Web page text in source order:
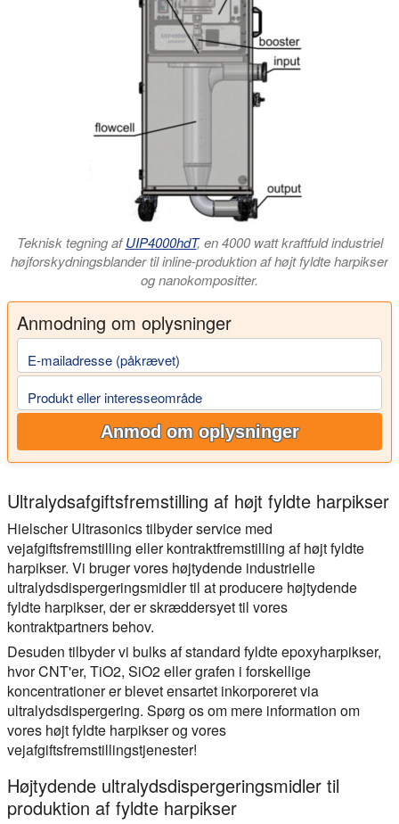
Teknisk tegning afUIP4000hdT, en 4000 watt kraftfuld industriel
højforskydningsblander til inline-produktion af højt fyldte harpikser
og nanokompositter.
Anmodning om oplysninger
E-mailadresse (påkrævet)
Produkt eller interesseområde
Anmod om oplysninger
Ultralydsafgiftsfremstilling af højt fyldte harpikser
Hielscher Ultrasonics tilbyder service med
vejafgiftsfremstilling eller kontraktfremstilling af højt fyldte
harpikser. Vi bruger vores højtydende industrielle
ultralydsdispergeringsmidler til at producere højtydende
fyldte harpikser, der er skræddersyet til vores
kontraktpartners behov.
Desuden tilbyder vi bulks af standard fyldte epoxyharpikser,
hvor CNT'er, TiO2, SiO2 eller grafen i forskellige
koncentrationer er blevet ensartet inkorporeret via
ultralydsdispergering. Spørg os om mere information om
vores højt fyldte harpikser og vores
vejafgiftsfremstillingstjenester!
Højtydende ultralydsdispergeringsmidler til
produktion af fyldte harpikser